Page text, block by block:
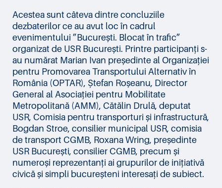
Acestea sunt câteva dintre concluziile
dezbaterilor ce au avut loc în cadrul
evenimentului ”București. Blocat în trafic”
organizat de USR București. Printre participanți s-
au numărat Marian Ivan președinte al Organizației
pentru Promovarea Transportului Alternativ în
România (OPTAR), Ștefan Roșeanu, Director
General al Asociației pentru Mobilitate
Metropolitană (AMM), Cătălin Drulă, deputat
USR, Comisia pentru transporturi și infrastructură,
Bogdan Stroe, consilier municipal USR, comisia
de transport CGMB, Roxana Wring, președinte
USR București, consilier CGMB, precum și
numeroși reprezentanți ai grupurilor de inițiativă
civică și simpli bucureșteni interesați de subiect.